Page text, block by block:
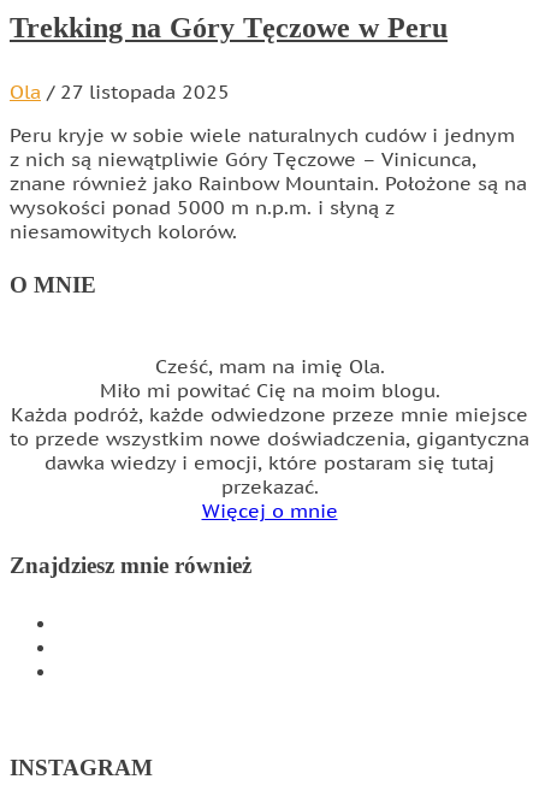
Trekking na Góry Tęczowe w Peru
Ola / 27 listopada 2025
Peru kryje w sobie wiele naturalnych cudów i jednym
z nich są niewątpliwie Góry Tęczowe – Vinicunca,
znane również jako Rainbow Mountain. Położone są na
wysokości ponad 5000 m n.p.m. i słyną z
niesamowitych kolorów.
O MNIE
Cześć, mam na imię Ola.
Miło mi powitać Cię na moim blogu.
Każda podróż, każde odwiedzone przeze mnie miejsce
to przede wszystkim nowe doświadczenia, gigantyczna
dawka wiedzy i emocji, które postaram się tutaj
przekazać.
Więcej o mnie
Znajdziesz mnie również
INSTAGRAM